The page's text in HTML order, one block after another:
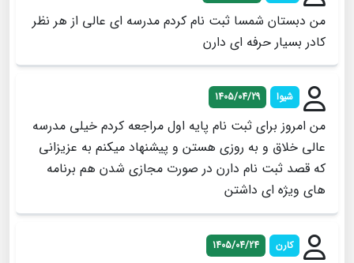
من دبستان شمسا ثبت نام کردم مدرسه ای عالی از هر نظر
کادر بسیار حرفه ای دارن
شیوا 1405/04/29
من امروز برای ثبت نام پایه اول مراجعه کردم خیلی مدرسه
عالی خلاق و به روزی هستن و پیشنهاد میکنم به عزیزانی
که قصد ثبت نام دارن در صورت مجازی شدن هم برنامه
های ویژه ای داشتن
کارن 1405/04/24